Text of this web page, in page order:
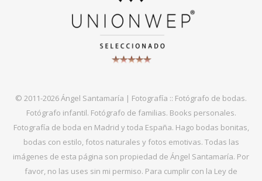
© 2011-2026 Ángel Santamaría | Fotografía :: Fotógrafo de bodas.
Fotógrafo infantil. Fotógrafo de familias. Books personales.
Fotografía de boda en Madrid y toda España. Hago bodas bonitas,
bodas con estilo, fotos naturales y fotos emotivas. Todas las
imágenes de esta página son propiedad de Ángel Santamaría. Por
favor, no las uses sin mi permiso. Para cumplir con la Ley de